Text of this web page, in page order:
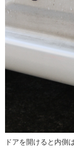
ドアを開けると内側